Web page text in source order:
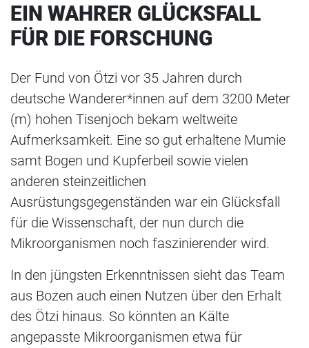
EIN WAHRER GLÜCKSFALL
FÜR DIE FORSCHUNG
Der Fund von Ötzi vor 35 Jahren durch
deutsche Wanderer*innen auf dem 3200 Meter
(m) hohen Tisenjoch bekam weltweite
Aufmerksamkeit. Eine so gut erhaltene Mumie
samt Bogen und Kupferbeil sowie vielen
anderen steinzeitlichen
Ausrüstungsgegenständen war ein Glücksfall
für die Wissenschaft, der nun durch die
Mikroorganismen noch faszinierender wird.
In den jüngsten Erkenntnissen sieht das Team
aus Bozen auch einen Nutzen über den Erhalt
des Ötzi hinaus. So könnten an Kälte
angepasste Mikroorganismen etwa für